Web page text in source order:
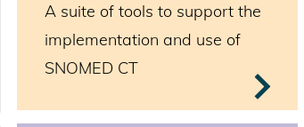
A suite of tools to support the
implementation and use of
SNOMED CT